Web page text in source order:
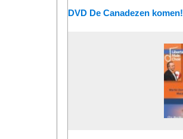
DVD De Canadezen komen!